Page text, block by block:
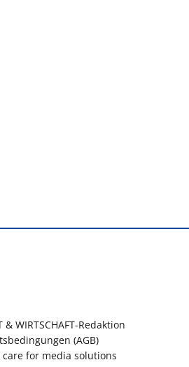
WIRTSCHAFT-Redaktion
(AGB)
care for media solutions